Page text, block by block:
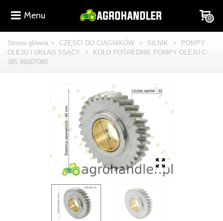
Menu 0
Strona główna > CZĘŚCI DO CIĄGNIKÓW > SILNIK >
POMPY
OLEJU I UKŁAD SSĄCY
>
KOŁO POŚREDNIE POMPY OLEJU C-
385 86007080